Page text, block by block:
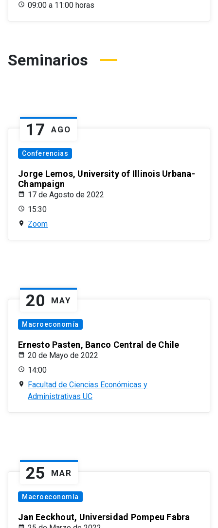
09:00 a 11:00 horas
Seminarios
17 AGO
Conferencias
Jorge Lemos, University of Illinois Urbana-
Champaign
17 de Agosto de 2022
15:30
Zoom
20 MAY
Macroeconomía
Ernesto Pasten, Banco Central de Chile
20 de Mayo de 2022
14:00
Facultad de Ciencias Económicas y
Administrativas UC
25 MAR
Macroeconomía
Jan Eeckhout, Universidad Pompeu Fabra